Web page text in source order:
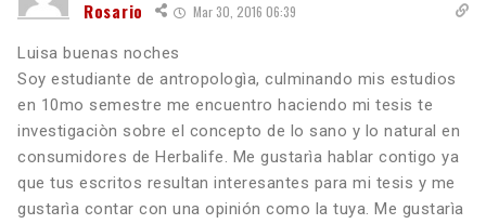
Rosario Mar 30, 2016 06:39
Luisa buenas noches
Soy estudiante de antropologìa, culminando mis estudios
en 10mo semestre me encuentro haciendo mi tesis te
investigaciòn sobre el concepto de lo sano y lo natural en
consumidores de Herbalife. Me gustarìa hablar contigo ya
que tus escritos resultan interesantes para mi tesis y me
gustarìa contar con una opinión como la tuya. Me gustarìa